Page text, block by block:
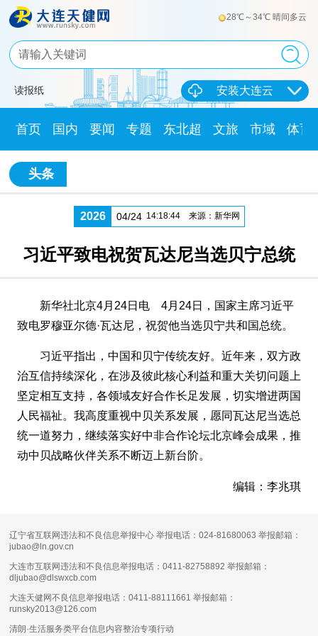
28℃～34℃ 晴间多云
读报纸 安装大连云
首页 国内 要闻 专题 东北超 文旅 市域 体育
头条
2026 04/24 14:18:44 来源：新华网
习近平致电祝贺瓦达尼当选贝宁总统
新华社北京4月24日电 4月24日，国家主席习近平
致电罗穆亚尔德·瓦达尼，祝贺他当选贝宁共和国总统。
习近平指出，中国和贝宁传统友好。近年来，双方政
治互信持续深化，在涉及彼此核心利益和重大关切问题上
坚定相互支持，各领域友好合作长足发展，切实增进两国
人民福祉。我高度重视中贝关系发展，愿同瓦达尼当选总
统一道努力，继续落实好中非合作论坛北京峰会成果，推
动中贝战略伙伴关系不断迈上新台阶。
编辑：李兆琪
辽宁省互联网违法和不良信息举报中心 举报电话：024-81680063 举报邮箱：
jubao@ln.gov.cn
大连市互联网违法和不良信息举报电话：0411-82758892 举报邮箱：
dljubao@dlswxcb.com
大连天健网不良信息举报电话：0411-88111661 举报邮箱：
runsky2013@126.com
清朗·生活服务类平台信息内容整治专项行动